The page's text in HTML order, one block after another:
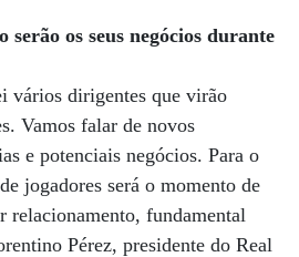
os seus negócios durante
vários dirigentes que virão
Vamos falar de novos
e potenciais negócios. Para o
jogadores será o momento de
relacionamento, fundamental
Pérez, presidente do Real